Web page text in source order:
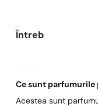
Întrebări
Ce sunt parfumurile
Acestea sunt